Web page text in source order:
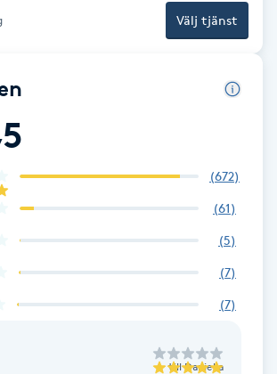
inriktning Akutsjukvård. Vidareutbildad och
hudvård och olika apparaturer samt
(Sveriges Hudterapeuters Riksorganisation
Välj tjänst
5
(672)
(61)
(5)
(7)
(7)
till Daniella